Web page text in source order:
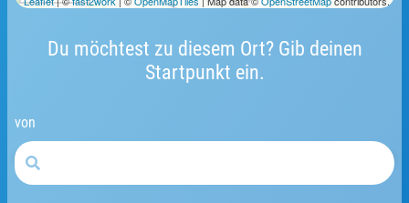
Du möchtest zu diesem Ort? Gib deinen
Startpunkt ein.
von